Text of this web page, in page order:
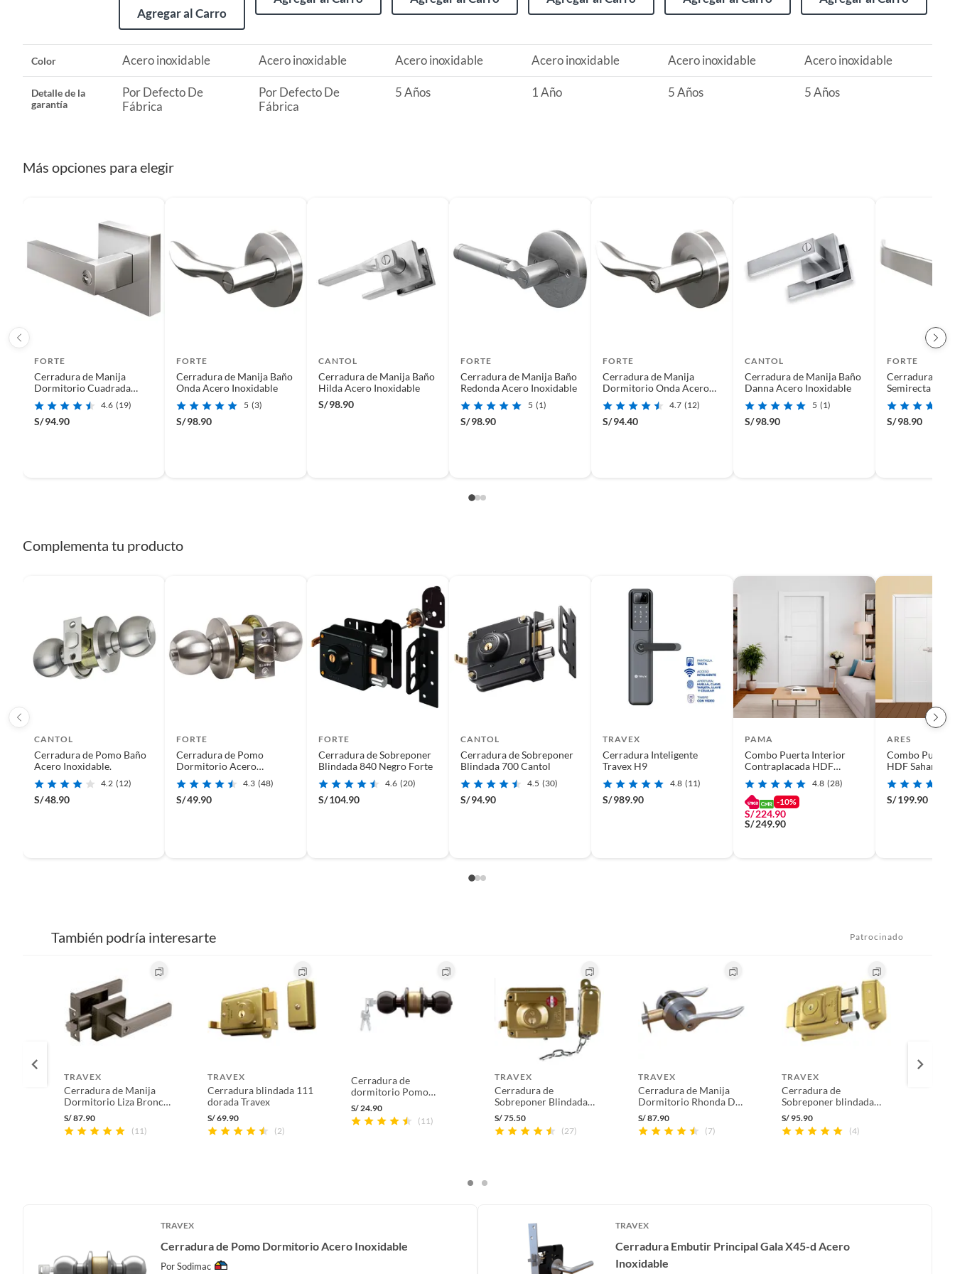
Las siguientes categorías cuentan con los siguientes plazos de devolución y cambio:
2 días calendarios:Cemento, mezclas de hormigón, morteros, yeso y otros productos para asfalto.
7 días calendarios:Productos eléctricos o a combustión, electrodomésticos, tecnología, línea blanca, colchones, muebles,
bicicletas y máquinas de ejercicio.
Deben estar cerrados, con todos sus sellos y etiquetas
manuales de uso y con el empaque original en perfectas condiciones (sin rayas, piquetes, abolladuras, manchas,
Agregar al Carro
Color Acero inoxidable Acero inoxidable Acero inoxidable Acero inoxidable Acero inoxidable Acero inoxidable
Detalle de la
garantía
Por Defecto De
Fábrica
Por Defecto De
Fábrica
5 Años 1 Año 5 Años 5 Años
Más opciones para elegir
FORTE
Cerradura de Manija
Dormitorio Cuadrada
Acero Inoxidable4.6 (19)
S/94.90
FORTE
Cerradura de Manija Baño
Onda Acero Inoxidable
5 (3)
S/98.90
CANTOL
Cerradura de Manija Baño
Hilda Acero Inoxidable
S/98.90
FORTE
Cerradura de Manija Baño
Redonda Acero Inoxidable
5 (1)
S/98.90
FORTE
Cerradura de Manija
Dormitorio Onda Acero
Inoxidable
4.7 (12)
S/94.40
CANTOL
Cerradura de Manija Baño
Danna Acero Inoxidable
5 (1)
S/98.90
FORTE
Cerradura de
Semirecta
Inoxidable
S/98.90
Complementa tu producto
CANTOL
Cerradura de Pomo Baño
Acero Inoxidable.
4.2 (12)
S/48.90
FORTE
Cerradura de Pomo
Dormitorio Acero
Inoxidable
4.3 (48)
S/49.90
FORTE
Cerradura de Sobreponer
Blindada 840 Negro Forte
4.6 (20)
S/104.90
CANTOL
Cerradura de Sobreponer
Blindada 700 Cantol
4.5 (30)
S/94.90
TRAVEX
Cerradura Inteligente
Travex H9
4.8 (11)
S/989.90
PAMA
Combo Puerta Interior
Contraplacada HDF
Ruteada Opera Blanco
(Marco + Bisagras)
4.8 (28)
-10%
S/224.90
S/249.90
ARES
Combo
HDF Sahara
Bisagras + Kit
Instalación)
S/199.90
También podría interesarte Patrocinado
TRAVEX
Cerradura de Manija
Dormitorio Liza Bronce
Quemado
S/87.90
(11)
TRAVEX
Cerradura blindada 111
dorada Travex
S/69.90
(2)
Cerradura de
dormitorio Pomo
Bronce Quemado
S/ 24.90
(11)
TRAVEX
Cerradura de
Sobreponer Blindada
911 Travex
S/75.50
(27)
TRAVEX
Cerradura de Manija
Dormitorio Rhonda D10
Acero Inoxidable
S/87.90
(7)
TRAVEX
Cerradura de
Sobreponer blindada
10000 Travex
S/95.90
(4)
TRAVEX
Cerradura de Pomo Dormitorio Acero Inoxidable
PorSodimac
TRAVEX
Cerradura Embutir Principal Gala X45-d Acero
Inoxidable